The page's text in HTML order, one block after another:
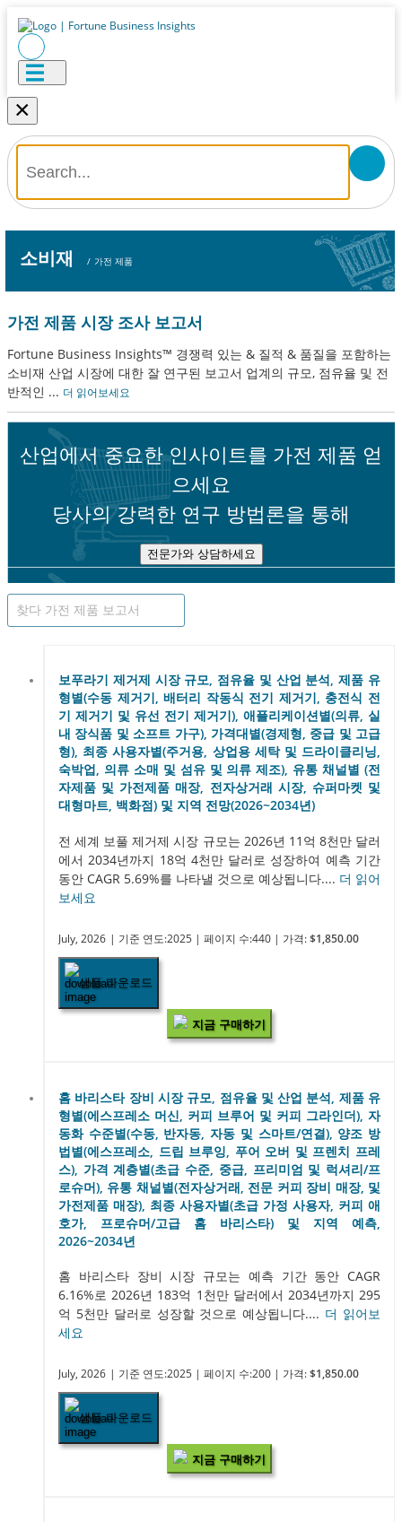
×
소비재 / 가전 ​​제품
가전 ​​제품 시장 조사 보고서
Fortune Business Insights™ 경쟁력 있는 & 질적 & 품질을 포함하는
소비재 산업 시장에 대한 잘 연구된 보고서 업계의 규모, 점유율 및 전
반적인 ... 더 읽어보세요
산업에서 중요한 인사이트를 가전 ​​제품 얻
으세요
당사의 강력한 연구 방법론을 통해
전문가와 상담하세요
보푸라기 제거제 시장 규모, 점유율 및 산업 분석, 제품 유
형별(수동 제거기, 배터리 작동식 전기 제거기, 충전식 전
기 제거기 및 유선 전기 제거기), 애플리케이션별(의류, 실
내 장식품 및 소프트 가구), 가격대별(경제형, 중급 및 고급
형), 최종 사용자별(주거용, 상업용 세탁 및 드라이클리닝,
숙박업, 의류 소매 및 섬유 및 의류 제조), 유통 채널별 (전
자제품 및 가전제품 매장, 전자상거래 시장, 슈퍼마켓 및
대형마트, 백화점) 및 지역 전망(2026~2034년)
전 세계 보풀 제거제 시장 규모는 2026년 11억 8천만 달러
에서 2034년까지 18억 4천만 달러로 성장하여 예측 기간
동안 CAGR 5.69%를 나타낼 것으로 예상됩니다.... 더 읽어
보세요
July, 2026 | 기준 연도:2025 | 페이지 수:440 | 가격: $1,850.00
샘플 다운로드
지금 구매하기
홈 바리스타 장비 시장 규모, 점유율 및 산업 분석, 제품 유
형별(에스프레소 머신, 커피 브루어 및 커피 그라인더), 자
동화 수준별(수동, 반자동, 자동 및 스마트/연결), 양조 방
법별(에스프레소, 드립 브루잉, 푸어 오버 및 프렌치 프레
스), 가격 계층별(초급 수준, 중급, 프리미엄 및 럭셔리/프
로슈머), 유통 채널별(전자상거래, 전문 커피 장비 매장, 및
가전제품 매장), 최종 사용자별(초급 가정 사용자, 커피 애
호가, 프로슈머/고급 홈 바리스타) 및 지역 예측,
2026~2034년
홈 바리스타 장비 시장 규모는 예측 기간 동안 CAGR
6.16%로 2026년 183억 1천만 달러에서 2034년까지 295
억 5천만 달러로 성장할 것으로 예상됩니다.... 더 읽어보
세요
July, 2026 | 기준 연도:2025 | 페이지 수:200 | 가격: $1,850.00
샘플 다운로드
지금 구매하기